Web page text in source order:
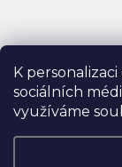
K
sociálních
využíváme